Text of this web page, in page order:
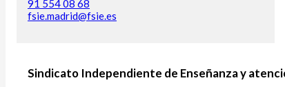
91 554 08 68
fsie.madrid@fsie.es
Sindicato Independiente de Enseñanza y